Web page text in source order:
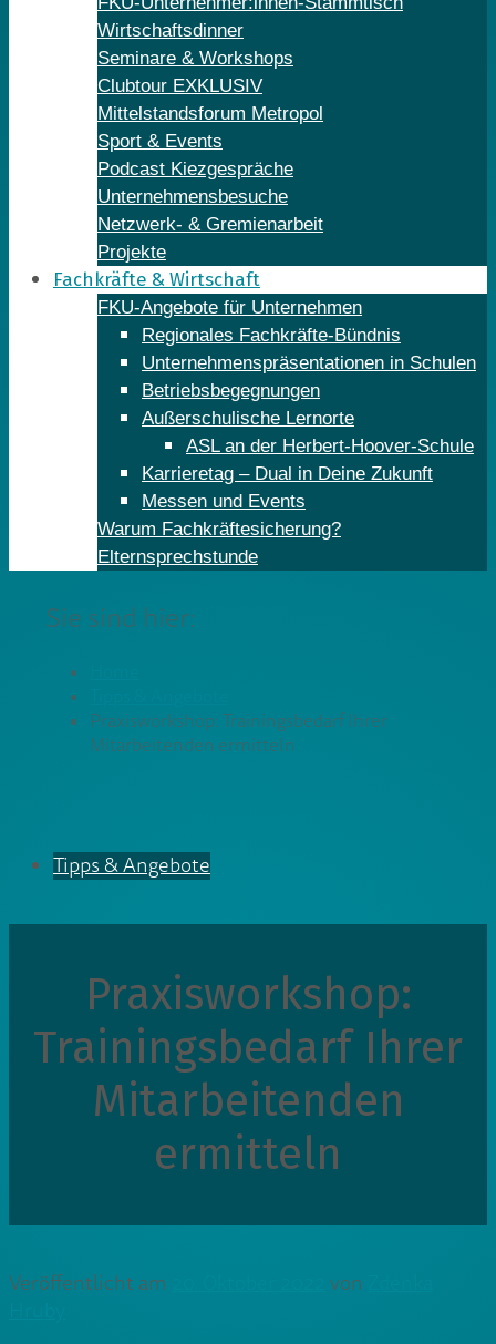
Wirtschaftsdinner
Seminare & Workshops
Clubtour EXKLUSIV
Mittelstandsforum Metropol
Sport & Events
Podcast Kiezgespräche
Unternehmensbesuche
Netzwerk- & Gremienarbeit
Projekte
Fachkräfte & Wirtschaft
FKU-Angebote für Unternehmen
Regionales Fachkräfte-Bündnis
Unternehmenspräsentationen in Schulen
Betriebsbegegnungen
Außerschulische Lernorte
ASL an der Herbert-Hoover-Schule
Karrieretag – Dual in Deine Zukunft
Messen und Events
Warum Fachkräftesicherung?
Elternsprechstunde
Sie sind hier:
Praxisworkshop: Trainingsbedarf Ihrer
Mitarbeitenden ermitteln
Tipps & Angebote
Praxisworkshop:
Trainingsbedarf Ihrer
Mitarbeitenden
ermitteln
Veröffentlicht am von